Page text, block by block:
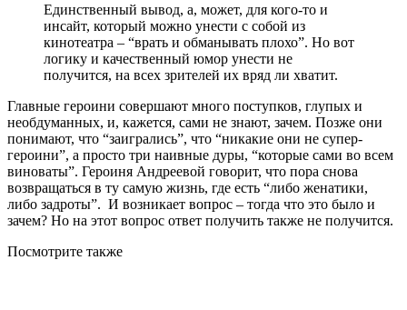
Единственный вывод, а, может, для кого-то и
инсайт, который можно унести с собой из
кинотеатра – “врать и обманывать плохо”. Но вот
логику и качественный юмор унести не
получится, на всех зрителей их вряд ли хватит.
Главные героини совершают много поступков, глупых и
необдуманных, и, кажется, сами не знают, зачем. Позже они
понимают, что “заигрались”, что “никакие они не супер-
героини”, а просто три наивные дуры, “которые сами во всем
виноваты”. Героиня Андреевой говорит, что пора снова
возвращаться в ту самую жизнь, где есть “либо женатики,
либо задроты”. И возникает вопрос – тогда что это было и
зачем? Но на этот вопрос ответ получить также не получится.
Посмотрите также